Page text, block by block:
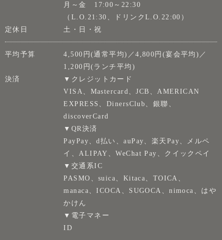
月～金 17:00～22:30
（L.O.21:30、ドリンクL.O.22:00）
定休日
土・日・祝
平均予算
4,500円(通常平均)／4,800円(宴会平均)／
1,200円(ランチ平均)
決済
▼クレジットカード
VISA、Mastercard、JCB、AMERICAN
EXPRESS、DinersClub、銀聯、
discoverCard
▼QR決済
PayPay、d払い、auPay、楽天Pay、メルペ
イ、ALIPAY、WeChat Pay、クイックペイ
▼交通系IC
PASMO、suica、Kitaca、TOICA、
manaca、ICOCA、SUGOCA、nimoca、はや
かけん
▼電子マネー
ID